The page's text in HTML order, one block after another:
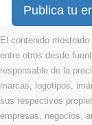
Publica tu
El contenido
entre otros desde
responsable de la
marcas, logotipos,
sus respectivos
empresas, negocios,